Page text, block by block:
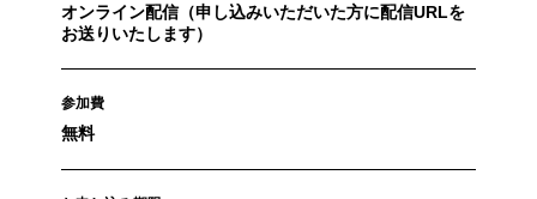
オンライン配信（申し込みいただいた方に配信URLを
お送りいたします）
参加費
無料